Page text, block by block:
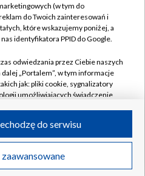
Wideo
Handlowa
ogłoszenia
przetargowe
Telewizyjna
o nadawcy
NOS
reklamy
Akcyjna w likwidacji
(w tym do
do Twoich zainteresowań i
które wskazujemy poniżej, a
identyfikatora PPID do Google.
odwiedzania przez Ciebie naszych
dalej „Portalem”, w tym informacje
jak: pliki cookie, sygnalizatory
umożliwiających świadczenie
odwiedzania przez Ciebie
takie jak adresy IP, identyfikatory
do serwisu